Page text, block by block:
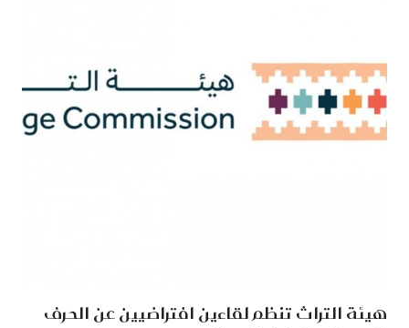
هيئة التراث تنظم لقاءين افتراضيين عن الحرف